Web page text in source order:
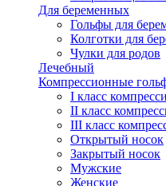
Для беременных
Гольфы для
Колготки для
Чулки для родов
Лечебный
Компрессионные
I класс
II класс
III класс
Открытый носок
Закрытый носок
Мужские
Женские